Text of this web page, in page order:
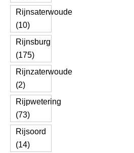
Rijnsaterwoude
(10)
Rijnsburg
(175)
Rijnzaterwoude
(2)
Rijpwetering
(73)
Rijsoord
(14)